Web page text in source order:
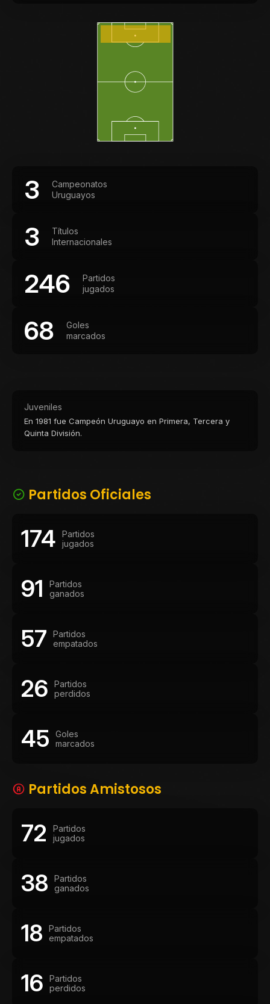
3
Campeonatos
Uruguayos
3
Títulos
Internacionales
246
Partidos
jugados
68
Goles
marcados
Juveniles
En 1981 fue Campeón Uruguayo en Primera, Tercera y
Quinta División.
Partidos Oficiales
174
Partidos
jugados
91
Partidos
ganados
57
Partidos
empatados
26
Partidos
perdidos
45
Goles
marcados
Partidos Amistosos
72
Partidos
jugados
38
Partidos
ganados
18
Partidos
empatados
16
Partidos
perdidos